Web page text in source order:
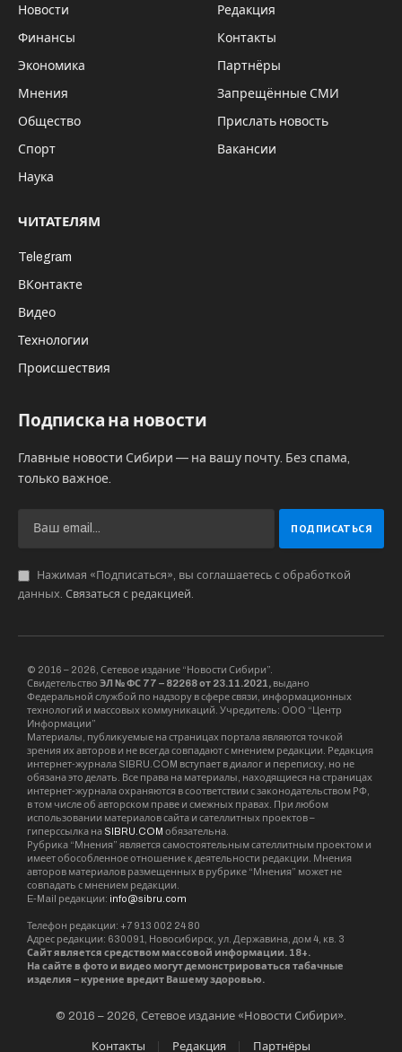
Новости
Финансы
Экономика
Мнения
Общество
Спорт
Наука
Редакция
Контакты
Партнёры
Запрещённые СМИ
Прислать новость
Вакансии
ЧИТАТЕЛЯМ
Telegram
ВКонтакте
Видео
Технологии
Происшествия
Подписка на новости
Главные новости Сибири — на вашу почту. Без спама,
только важное.
Нажимая «Подписаться», вы соглашаетесь с обработкой
данных. Связаться с редакцией
© 2016 – 2026, Сетевое издание “Новости Сибири”.
Свидетельство ЭЛ № ФС 77 – 82268 от 23.11.2021, выдано
Федеральной службой по надзору в сфере связи, информационных
технологий и массовых коммуникаций. Учредитель: ООО “Центр
Информации”
Материалы, публикуемые на страницах портала являются точкой
зрения их авторов и не всегда совпадают с мнением редакции. Редакция
интернет-журнала SIBRU.COM вступает в диалог и переписку, но не
обязана это делать. Все права на материалы, находящиеся на страницах
интернет-журнала охраняются в соответствии с законодательством РФ,
в том числе об авторском праве и смежных правах. При любом
использовании материалов сайта и сателлитных проектов –
гиперссылка на SIBRU.COM обязательна.
Рубрика “Мнения” является самостоятельным сателлитным проектом и
имеет обособленное отношение к деятельности редакции. Мнения
авторов материалов размещенных в рубрике “Мнения” может не
совпадать с мнением редакции.
E-Mail редакции: info@sibru.com
Телефон редакции: +7 913 002 24 80
Адрес редакции: 630091, Новосибирск, ул. Державина, дом 4, кв. 3
Сайт является средством массовой информации. 18+.
На сайте в фото и видео могут демонстрироваться табачные
изделия – курение вредит Вашему здоровью.
© 2016 – 2026, Сетевое издание «Новости Сибири».
Контакты Редакция Партнёры